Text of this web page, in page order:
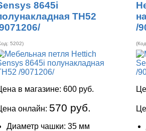
8645i
ТН52
5202)
в магазине: 600 руб.
онлайн: 570 руб.
Диаметр чашки: 35 мм
/